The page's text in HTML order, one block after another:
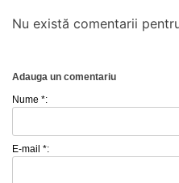
Nu există comentarii
Adauga un comentariu
Nume *:
E-mail *: